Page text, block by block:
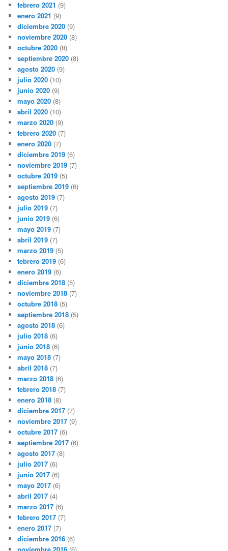
febrero 2021 (9)
enero 2021 (9)
diciembre 2020 (9)
noviembre 2020 (8)
octubre 2020 (8)
septiembre 2020 (8)
agosto 2020 (9)
julio 2020 (10)
junio 2020 (9)
mayo 2020 (8)
abril 2020 (10)
marzo 2020 (9)
febrero 2020 (7)
enero 2020 (7)
diciembre 2019 (6)
noviembre 2019 (7)
octubre 2019 (5)
septiembre 2019 (6)
agosto 2019 (7)
julio 2019 (7)
junio 2019 (6)
mayo 2019 (7)
abril 2019 (7)
marzo 2019 (5)
febrero 2019 (6)
enero 2019 (6)
diciembre 2018 (5)
noviembre 2018 (7)
octubre 2018 (5)
septiembre 2018 (5)
agosto 2018 (6)
julio 2018 (6)
junio 2018 (6)
mayo 2018 (7)
abril 2018 (7)
marzo 2018 (6)
febrero 2018 (7)
enero 2018 (8)
diciembre 2017 (7)
noviembre 2017 (9)
octubre 2017 (6)
septiembre 2017 (6)
agosto 2017 (8)
julio 2017 (6)
junio 2017 (6)
mayo 2017 (6)
abril 2017 (4)
marzo 2017 (6)
febrero 2017 (7)
enero 2017 (7)
diciembre 2016 (6)
noviembre 2016 (6)